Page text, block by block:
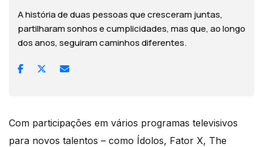
A história de duas pessoas que cresceram juntas,
partilharam sonhos e cumplicidades, mas que, ao longo
dos anos, seguiram caminhos diferentes.
Com participações em vários programas televisivos
para novos talentos – como Ídolos, Fator X, The